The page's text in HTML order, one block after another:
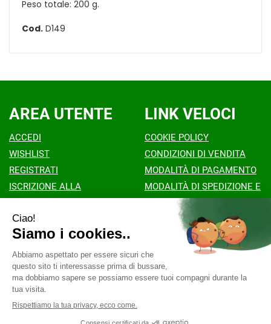
Peso totale: 200 g.
Cod. D149
AREA UTENTE
ACCEDI
WISHLIST
REGISTRATI
ISCRIZIONE ALLA
CONTATTI
LINK VELOCI
COOKIE POLICY
CONDIZIONI DI VENDITA
MODALITÀ DI PAGAMENTO
MODALITÀ DI SPEDIZIONE E
INFORMATIVA PRIVACY
Farmacia Santa Teresa Como- Viale F.lli Rosselli 35
22100 Como (CO)
info@farmaciasantateresacomo.it
031.57.46.30| P.Iva: 03170910131 | Numero R.E.A.: